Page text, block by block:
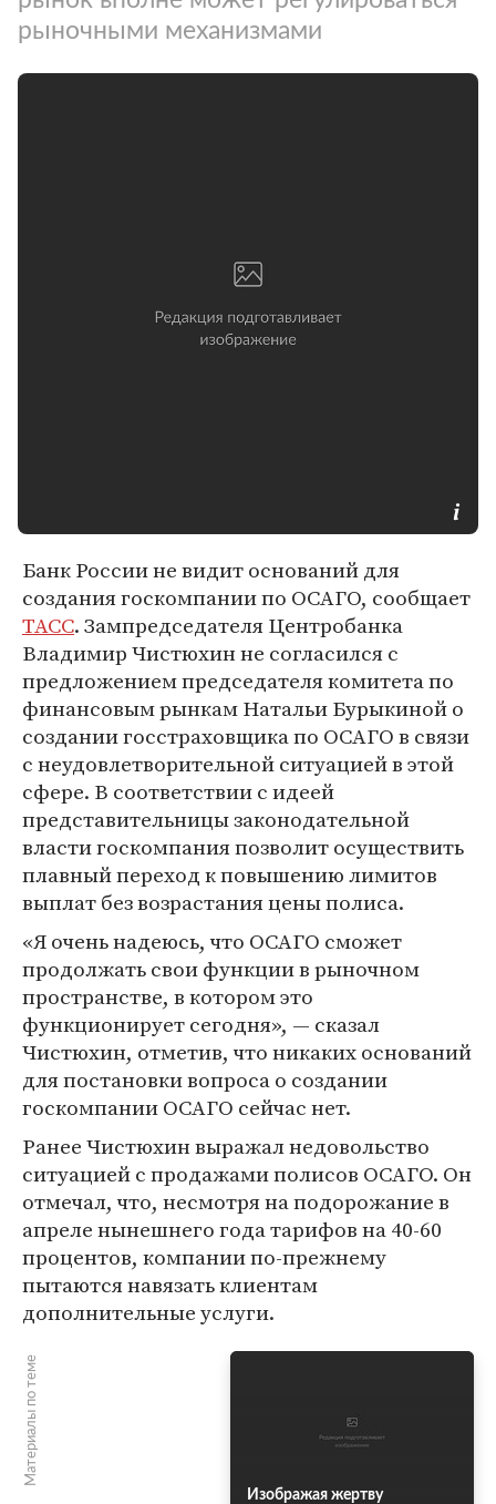
рыночными механизмами
Банк России не видит оснований для
создания госкомпании по ОСАГО, сообщает
ТАСС. Зампредседателя Центробанка
Владимир Чистюхин не согласился с
предложением председателя комитета по
финансовым рынкам Натальи Бурыкиной о
создании госстраховщика по ОСАГО в связи
с неудовлетворительной ситуацией в этой
сфере. В соответствии с идеей
представительницы законодательной
власти госкомпания позволит осуществить
плавный переход к повышению лимитов
выплат без возрастания цены полиса.
«Я очень надеюсь, что ОСАГО сможет
продолжать свои функции в рыночном
пространстве, в котором это
функционирует сегодня», — сказал
Чистюхин, отметив, что никаких оснований
для постановки вопроса о создании
госкомпании ОСАГО сейчас нет.
Ранее Чистюхин выражал недовольство
ситуацией с продажами полисов ОСАГО. Он
отмечал, что, несмотря на подорожание в
апреле нынешнего года тарифов на 40-60
процентов, компании по-прежнему
пытаются навязать клиентам
дополнительные услуги.
Материалы по теме
Изображая жертву